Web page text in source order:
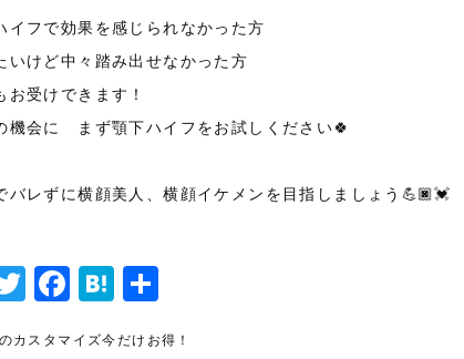
イフで効果を感じられなかった方
いけど中々踏み出せなかった方
お受けできます！
機会に まず顎下ハイフをお試しください🍀
バレずに横顔美人、横顔イケメンを目指しましょう💪🏿💓
Twitter
Facebook
Hatena
カスタマイズ今だけお得！